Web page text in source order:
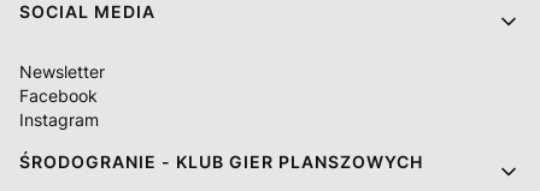
SOCIAL MEDIA
Newsletter
Facebook
Instagram
ŚRODOGRANIE - KLUB GIER PLANSZOWYCH